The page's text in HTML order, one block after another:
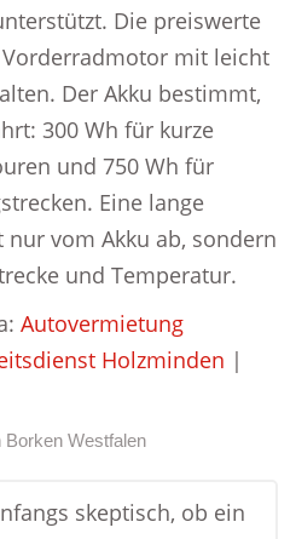
Die preiswerte
mit leicht
Der Akku bestimmt,
300 Wh für kurze
und 750 Wh für
Eine lange
vom Akku ab, sondern
und Temperatur.
Autovermietung
Holzminden |
Borken Westfalen
skeptisch, ob ein